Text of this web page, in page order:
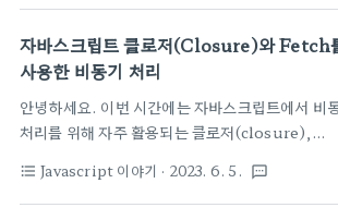
지원하는데요. 이번 포스팅에서는 서로의 차이를
펴보고, 다양한 호출법에 대해 예제를 통해 알아보
록 하겠습니다. ​ 동기(Sync) 방식은 코드가 순차적
로 실행되며, 요청이 완료될 때까지 다음 작업이 대
하는 방식이에요. 이 방식은 코드가 직관적이지만
청에 시간이 걸릴 경우 애플리케이션의 성능이 저하
수 있죠. 동기 방식은 AJAX를 사용해 구현할 수 있
자바스크립트 클로저(Closure)와 Fetch
사용한 비동기 처리
안녕하세요. 이번 시간에는 자바스크립트에서 비
처리를 위해 자주 활용되는 클로저(closure),
모던 웹 개발에서 많이 사용되는 기능 중 하나이기 때
문에 알아두면 유용하게 활용하실 수 있어요! 먼저
format_list_bulleted Javascript 이야기 · 2023. 6. 5. textsms